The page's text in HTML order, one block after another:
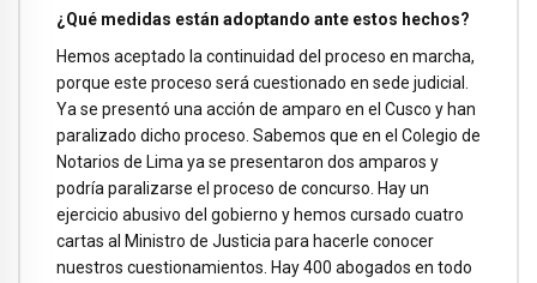
¿Qué medidas están adoptando ante estos hechos?
Hemos aceptado la continuidad del proceso en marcha,
porque este proceso será cuestionado en sede judicial.
Ya se presentó una acción de amparo en el Cusco y han
paralizado dicho proceso. Sabemos que en el Colegio de
Notarios de Lima ya se presentaron dos amparos y
podría paralizarse el proceso de concurso. Hay un
ejercicio abusivo del gobierno y hemos cursado cuatro
cartas al Ministro de Justicia para hacerle conocer
nuestros cuestionamientos. Hay 400 abogados en todo